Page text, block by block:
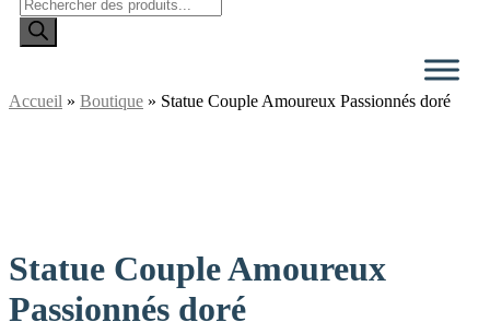
Recherche
de
Accueil » Boutique » Statue Couple Amoureux Passionnés doré
Statue Couple Amoureux
Passionnés doré